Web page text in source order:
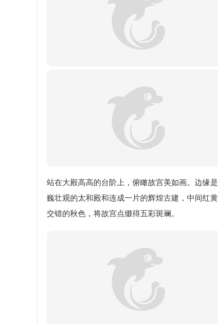
站在大殿高高的台阶上，俯瞰故宫美如画。边缘
巍壮观的太和殿和连成一片的辉煌古建，中间红
交错的秋色，将故宫点缀得五彩斑斓。